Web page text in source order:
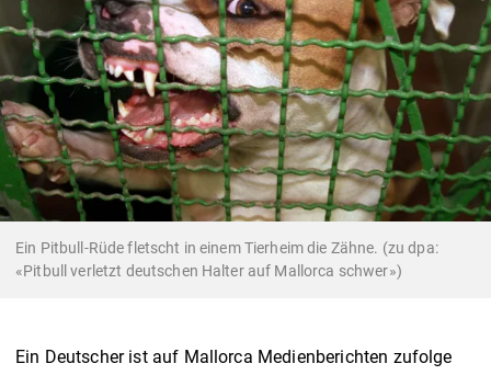
Ein Pitbull-Rüde fletscht in einem Tierheim die Zähne. (zu dpa:
«Pitbull verletzt deutschen Halter auf Mallorca schwer»)
Ein Deutscher ist auf Mallorca Medienberichten zufolge